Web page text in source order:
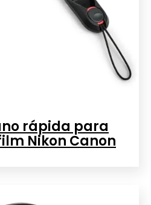
rápida para
Nikon Canon